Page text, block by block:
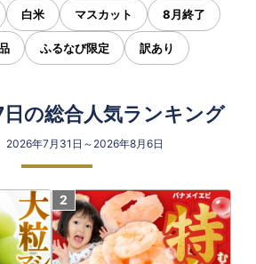
白米 マスカット 8月終了
ふるなび限定 訳あり
の総合人気ランキング
2026年7月31日～2026年8月6日